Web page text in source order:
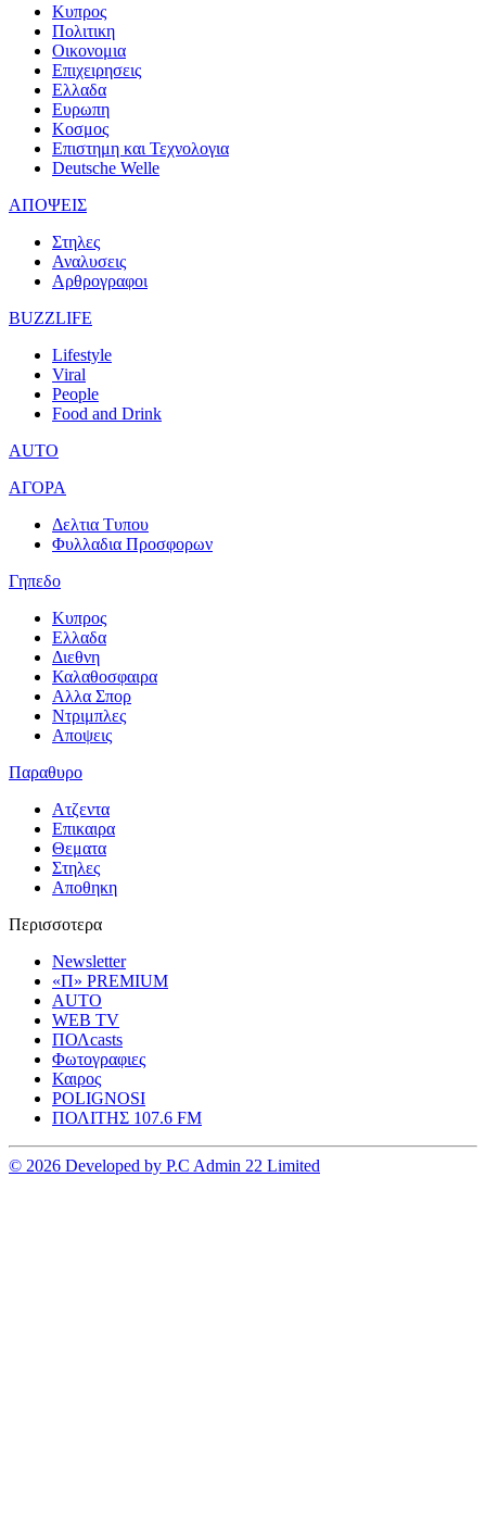
Κυπρος
Πολιτικη
Οικονομια
Επιχειρησεις
Ελλαδα
Ευρωπη
Κοσμος
Επιστημη και Τεχνολογια
Deutsche Welle
ΑΠΟΨΕΙΣ
Στηλες
Αναλυσεις
Αρθρογραφοι
BUZZLIFE
Lifestyle
Viral
People
Food and Drink
AUTO
ΑΓΟΡΑ
Δελτια Τυπου
Φυλλαδια Προσφορων
Γηπεδο
Κυπρος
Ελλαδα
Διεθνη
Καλαθοσφαιρα
Αλλα Σπορ
Ντριμπλες
Αποψεις
Παραθυρο
Ατζεντα
Επικαιρα
Θεματα
Στηλες
Αποθηκη
Περισσοτερα
Newsletter
«Π» PREMIUM
AUTO
WEB TV
ΠΟΛcasts
Φωτογραφιες
Καιρος
POLIGNOSI
ΠΟΛΙΤΗΣ 107.6 FM
© 2026 Developed by P.C Admin 22 Limited